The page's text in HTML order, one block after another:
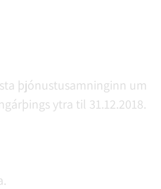
þjónustusamninginn um
ytra til 31.12.2018.